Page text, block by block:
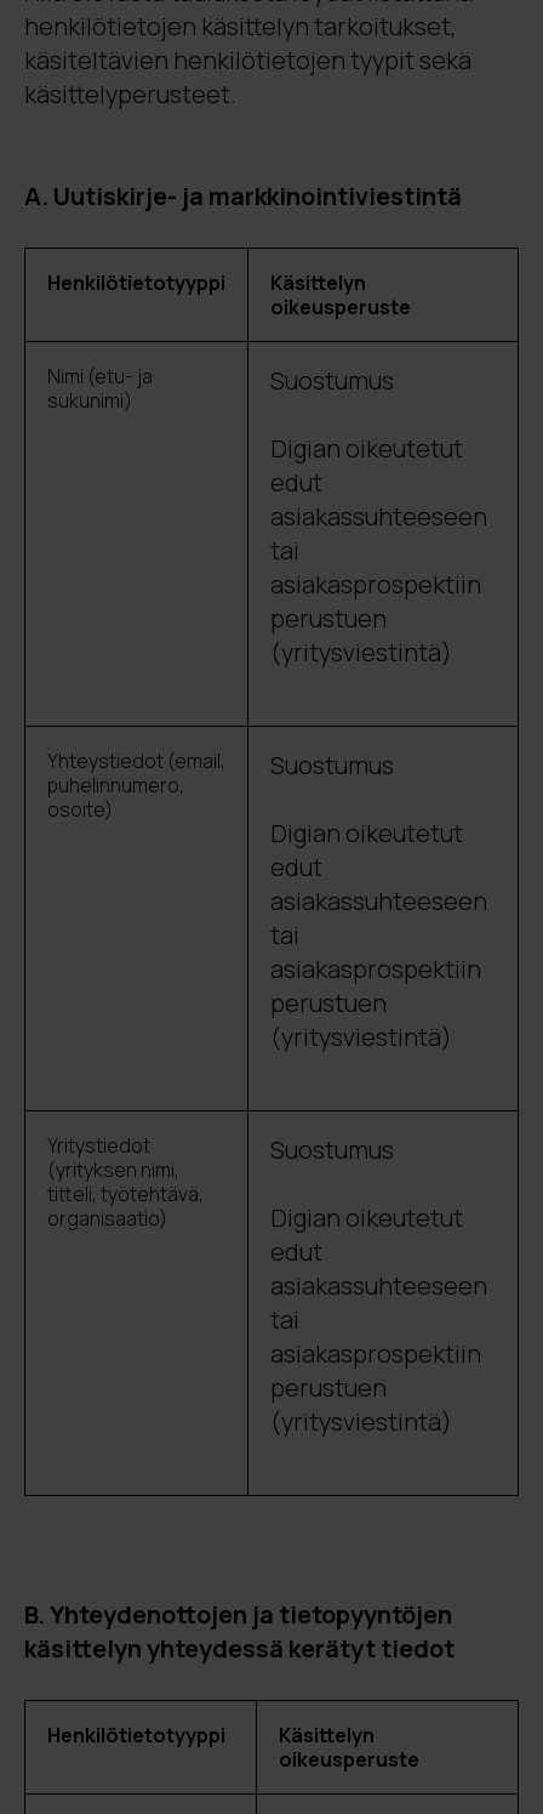
henkilötietojen käsittelyn tarkoitukset,
käsiteltävien henkilötietojen tyypit sekä
käsittelyperusteet.
A. Uutiskirje- ja markkinointiviestintä
Henkilötietotyyppi
Käsittelyn
oikeusperuste
Nimi (etu- ja
sukunimi)
Suostumus
Digian oikeutetut
edut
asiakassuhteeseen
tai
asiakasprospektiin
perustuen
(yritysviestintä)
Yhteystiedot (email,
puhelinnumero,
osoite)
Suostumus
Digian oikeutetut
edut
asiakassuhteeseen
tai
asiakasprospektiin
perustuen
(yritysviestintä)
Yritystiedot
(yrityksen nimi,
titteli, työtehtävä,
organisaatio)
Suostumus
Digian oikeutetut
edut
asiakassuhteeseen
tai
asiakasprospektiin
perustuen
(yritysviestintä)
B. Yhteydenottojen ja tietopyyntöjen
käsittelyn yhteydessä kerätyt tiedot
Henkilötietotyyppi
Käsittelyn
oikeusperuste